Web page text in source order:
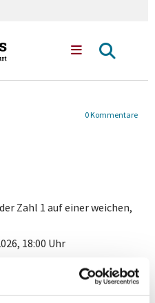
0Kommentare
18:00 Uhr